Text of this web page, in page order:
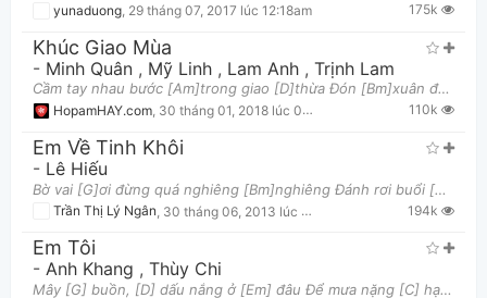
Thông tin chung
yunaduong, 29 tháng 07, 2017 lúc 12:18am 175k
Khúc Giao Mùa
- Minh Quân , Mỹ Linh , Lam Anh , Trịnh Lam
Cầm tay nhau bước [Am]trong giao [D]thừa Đón [Bm]xuân đang [Em]về với tình [C]yêu [D]trái đất [G]nà
HopamHAY.com, 30 tháng 01, 2018 lúc 01:22pm 110k
Em Về Tinh Khôi
- Lê Hiếu
Bờ vai [G]ơi đừng quá nghiêng [Bm]nghiêng Đánh rơi buổi [Em]chiều thơm ngát Làn môi [C]ơi đừng qu
Trần Thị Lý Ngân 30 tháng 06, 2013 lúc 11:59am 194k
Em Tôi
- Anh Khang , Thùy Chi
Mây [G] buồn, [D] dấu nắng ở [Em] đâu Để mưa nặng [C] hạt em [D7] lâu chưa [G] về Mây [G] buồn, [